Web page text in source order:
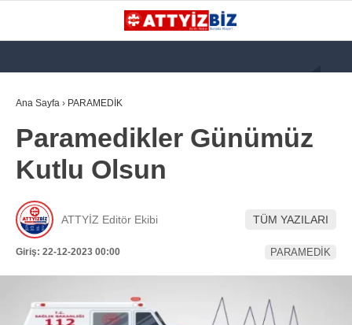
KATEGORİLER
GÜNDEM
KPSS
ATT
STK
Ana Sayfa › PARAMEDİK
Paramedikler Günümüz
Kutlu Olsun
ATTYİZ Editör Ekibi TÜM YAZILARI
Giriş: 22-12-2023 00:00 PARAMEDİK